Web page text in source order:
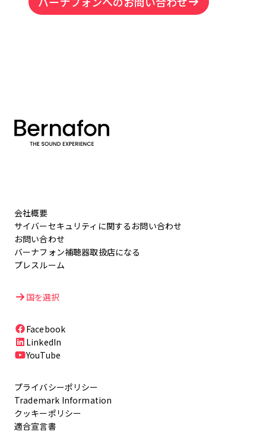
会社概要
サイバーセキュリティに関するお問い合わせ
お問い合わせ
バーナフォン補聴器取扱店になる
プレスルーム
プライバシーポリシー
Trademark Information
クッキーポリシー
適合宣言書
国を選択
Facebook
LinkedIn
YouTube